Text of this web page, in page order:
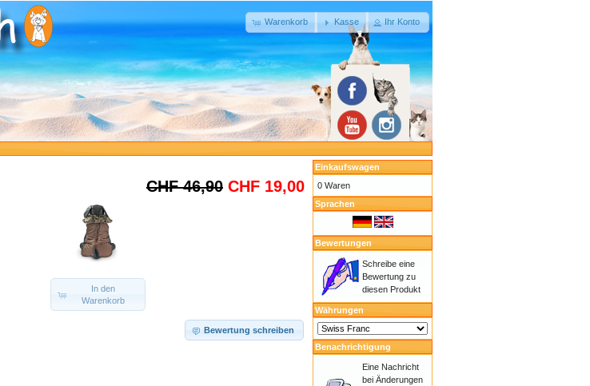
Warenkorb Kasse Ihr Konto
CHF 46,90 CHF 19,00
In den
Warenkorb
Bewertung schreiben
Einkaufswagen
0 Waren
Sprachen
Bewertungen
Schreibe eine
Bewertung zu
diesen Produkt
Währungen
Benachrichtigung
Eine Nachricht
bei Änderungen